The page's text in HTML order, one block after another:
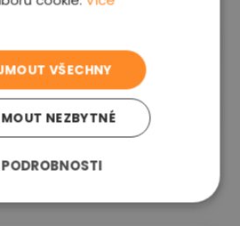
VŠECHNY
NEZBYTNÉ